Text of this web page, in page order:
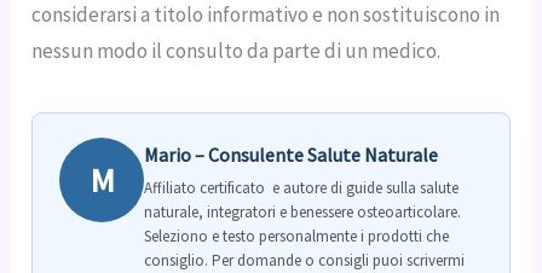
considerarsi a titolo informativo e non sostituiscono in
nessun modo il consulto da parte di un medico.
M
Mario – Consulente Salute Naturale
Affiliato certificato e autore di guide sulla salute
naturale, integratori e benessere osteoarticolare.
Seleziono e testo personalmente i prodotti che
consiglio. Per domande o consigli puoi scrivermi